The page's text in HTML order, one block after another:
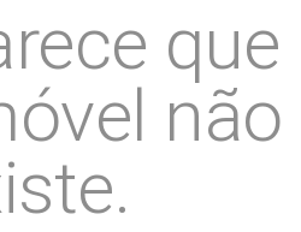
que
não